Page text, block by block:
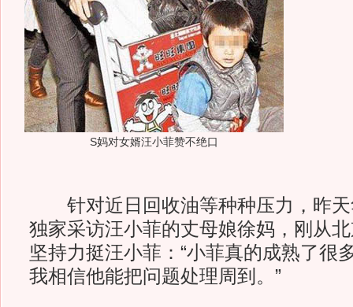
S妈对女婿汪小菲赞不绝口
针对近日回收油等种种压力，昨天
独家采访汪小菲的丈母娘徐妈，刚从
坚持力挺汪小菲：“小菲真的成熟了很
我相信他能把问题处理周到。”